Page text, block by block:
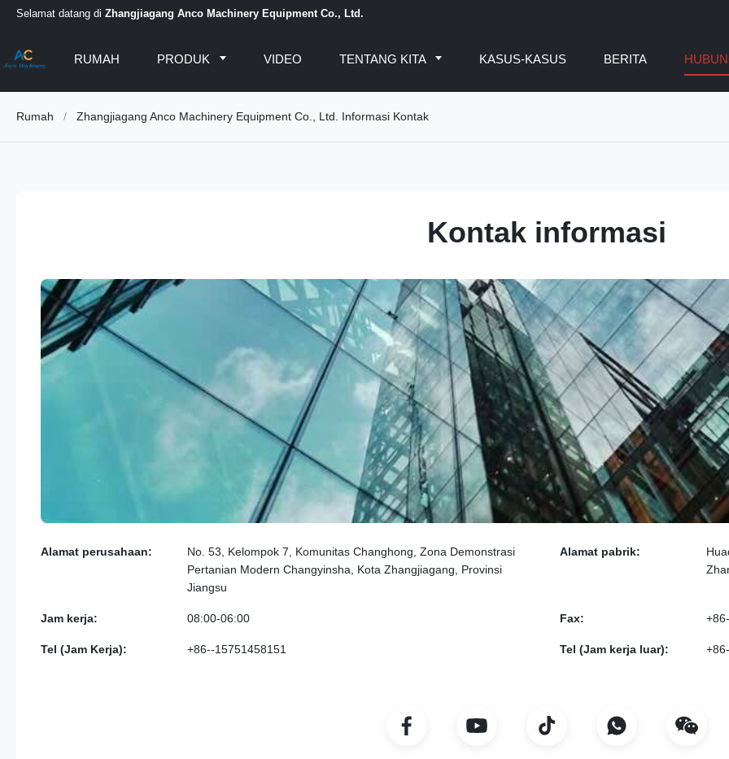
Selamat datang di Zhangjiagang Anco Machinery Equipment Co., Ltd.
RUMAH PRODUK VIDEO TENTANG KITA KASUS-KASUS BERITA
Rumah / Zhangjiagang Anco Machinery Equipment Co., Ltd. Informasi Kontak
Kontak informasi
Alamat perusahaan:
No. 53, Kelompok 7, Komunitas Changhong, Zona Demonstrasi
Pertanian Modern Changyinsha, Kota Zhangjiagang, Provinsi
Jiangsu
Alamat pabrik:
Jam kerja: 08:00-06:00 Fax:
Tel (Jam Kerja): +86--15751458151 Tel (Jam kerja luar):